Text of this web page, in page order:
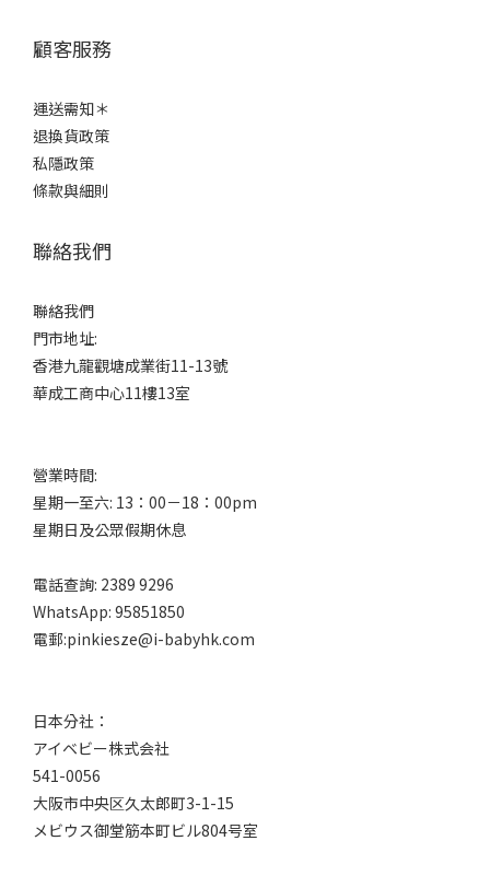
顧客服務
運送需知＊
退換貨政策
私隱政策
條款與細則
聯絡我們
聯絡我們
門市地址:
香港九龍觀塘成業街11-13號
華成工商中心11樓13室
營業時間:
星期一至六: 13：00－18：00pm
星期日及公眾假期休息
電話查詢: 2389 9296
WhatsApp: 95851850
電郵:pinkiesze@i-babyhk.com
日本分社：
アイベビー株式会社
541-0056
大阪市中央区久太郎町3-1-15
メビウス御堂筋本町ビル804号室